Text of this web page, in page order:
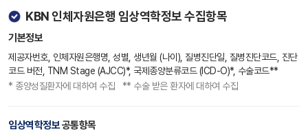
KBN 인체자원은행 임상역학정보 수집항목
기본정보
제공자번호, 인체자원은행명, 성별, 생년월 (나이), 질병진단일, 질병진단코드, 진단
코드 버전, TNM Stage (AJCC)*, 국제종양분류코드 (ICD-O)*, 수술코드**
* 종양성질환자에 대하여 수집 ** 수술 받은 환자에 대하여 수집
임상역학정보공통항목